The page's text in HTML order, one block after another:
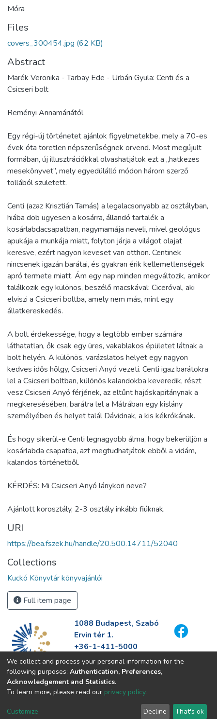
Móra
Files
covers_300454.jpg (62 KB)
Abstract
Marék Veronika - Tarbay Ede - Urbán Gyula: Centi és a
Csicseri bolt
Reményi Annamáriától
Egy régi-új történetet ajánlok figyelmetekbe, mely a 70-es
évek óta töretlen népszerűségnek örvend. Most megújult
formában, új illusztrációkkal olvashatjátok ezt a „hatkezes
mesekönyvet”, mely egyedülálló módon három szerző
tollából született.
Centi (azaz Krisztián Tamás) a legalacsonyabb az osztályban,
hiába dob ügyesen a kosárra, állandó tartalék a
kosárlabdacsapatban, nagymamája neveli, mivel geológus
apukája a munkája miatt, folyton járja a világot olajat
keresve, ezért nagyon keveset van otthon. Centinek
nincsenek igazán barátai, és gyakran érik kellemetlenségek
apró termete miatt. Ám egy nap minden megváltozik, amikor
találkozik egy különös, beszélő macskával: Ciceróval, aki
elviszi a Csicseri boltba, amely nem más, mint egy
állatkereskedés.
A bolt érdekessége, hogy a legtöbb ember számára
láthatatlan, ők csak egy üres, vakablakos épületet látnak a
bolt helyén. A különös, varázslatos helyet egy nagyon
kedves idős hölgy, Csicseri Anyó vezeti. Centi igaz barátokra
lel a Csicseri boltban, különös kalandokba keveredik, részt
vesz Csicseri Anyó férjének, az eltűnt hajóskapitánynak a
megkeresésében, barátra lel a Mátrában egy kislány
személyében és helyet talál Dávidnak, a kis kékrókának.
És hogy sikerül-e Centi legnagyobb álma, hogy bekerüljön a
kosárlabda csapatba, azt megtudhatjátok ebből a vidám,
kalandos történetből.
KÉRDÉS: Mi Csicseri Anyó lánykori neve?
Ajánlott korosztály, 2-3 osztály inkább fiúknak.
URI
https://bea.fszek.hu/handle/20.500.14711/52040
Collections
Kuckó Könyvtár könyvajánlói
Full item page
1088 Budapest, Szabó
Ervin tér 1.
+36-1-411-5000
info@fszek.hu
https://fszek.hu
We collect and process your personal information for the
following purposes: Authentication, Preferences,
Acknowledgement and Statistics.
To learn more, please read our privacy policy.
Customize Decline That's ok